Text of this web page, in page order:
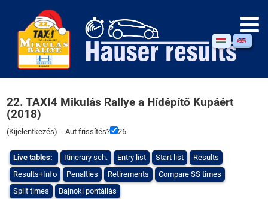
22. TAXI4 Mikulás Rallye a Hídépítő Kupáért
(2018)
(Kijelentkezés) - Aut frissítés? 26
Live tables: Itinerary sch. Entry list Start list
Results
Results+Info
Penalties Retirements
Compare SS times
Split times
Bajnoki pontállás